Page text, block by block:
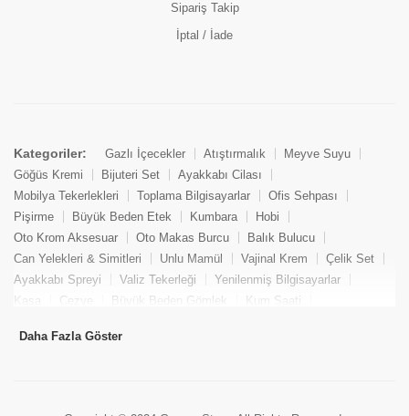
Sipariş Takip
İptal / İade
Kategoriler: Gazlı İçecekler Atıştırmalık
Meyve Suyu
Göğüs Kremi
Bijuteri Set
Ayakkabı Cilası
Mobilya Tekerlekleri
Toplama Bilgisayarlar
Ofis Sehpası
Pişirme
Büyük Beden Etek Kumbara
Hobi
Oto Krom Aksesuar
Oto Makas Burcu
Balık Bulucu
Can Yelekleri & Simitleri
Unlu Mamül Vajinal Krem
Çelik Set
Ayakkabı Spreyi
Valiz Tekerleği
Yenilenmiş Bilgisayarlar
Kasa
Cezve Büyük Beden Gömlek
Kum Saati
Tekne Bağlama & Demirleme
Daha Fazla Göster